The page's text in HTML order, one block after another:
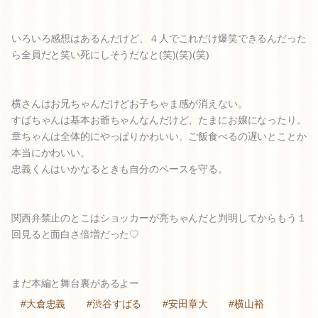
いろいろ感想はあるんだけど、４人でこれだけ爆笑できるんだった
ら全員だと笑い死にしそうだなと(笑)(笑)(笑)
横さんはお兄ちゃんだけどお子ちゃま感が消えない。
すばちゃんは基本お爺ちゃんなんだけど、たまにお嬢になったり。
章ちゃんは全体的にやっぱりかわいい。ご飯食べるの遅いとことか
本当にかわいい。
忠義くんはいかなるときも自分のペースを守る。
関西弁禁止のとこはショッカーが亮ちゃんだと判明してからもう１
回見ると面白さ倍増だった♡
まだ本編と舞台裏があるよー
#大倉忠義
#渋谷すばる #安田章大 #横山裕